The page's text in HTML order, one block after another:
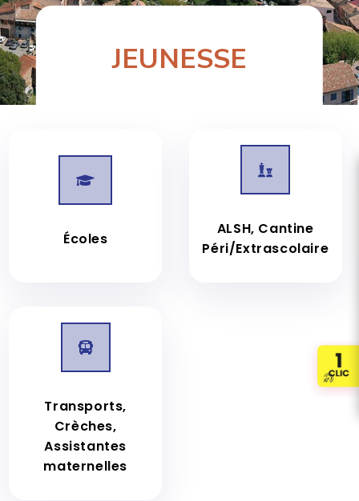
JEUNESSE

Écoles

ALSH, Cantine
Péri/Extrascolaire

Transports,
Crèches,
Assistantes
maternelles